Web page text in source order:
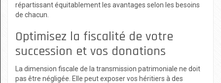
répartissant équitablement les avantages selon les besoins
de chacun.
Optimisez la fiscalité de votre
succession et vos donations
La dimension fiscale de la transmission patrimoniale ne doit
pas être négligée. Elle peut exposer vos héritiers à des